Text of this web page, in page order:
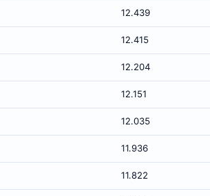
12.439
12.415
12.204
12.151
12.035
11.936
11.822